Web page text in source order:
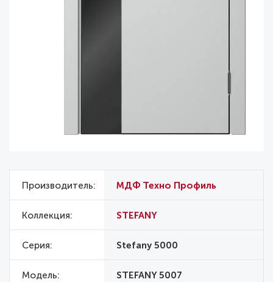
Производитель МДФ Техно Профиль
Коллекция STEFANY
Серия Stefany 5000
Модель STEFANY 5007